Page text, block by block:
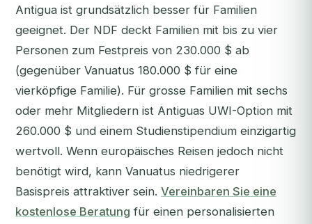
Antigua ist grundsätzlich besser für Familien
geeignet. Der NDF deckt Familien mit bis zu vier
Personen zum Festpreis von 230.000 $ ab
(gegenüber Vanuatus 180.000 $ für eine
vierköpfige Familie). Für grosse Familien mit sechs
oder mehr Mitgliedern ist Antiguas UWI-Option mit
260.000 $ und einem Studienstipendium einzigartig
wertvoll. Wenn europäisches Reisen jedoch nicht
benötigt wird, kann Vanuatus niedrigerer
Basispreis attraktiver sein. Vereinbaren Sie eine
kostenlose Beratung für einen personalisierten